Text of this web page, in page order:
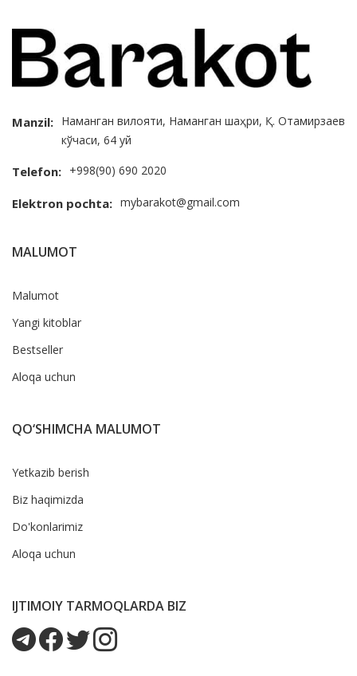
Manzil: Наманган вилояти, Наманган шаҳри, Қ. Отамирзаев
кўчаси, 64 уй
Telefon: +998(90) 690 2020
Elektron pochta: mybarakot@gmail.com
MALUMOT
Malumot
Yangi kitoblar
Bestseller
Aloqa uchun
QO‘SHIMCHA MALUMOT
Yetkazib berish
Biz haqimizda
Do'konlarimiz
Aloqa uchun
IJTIMOIY TARMOQLARDA BIZ